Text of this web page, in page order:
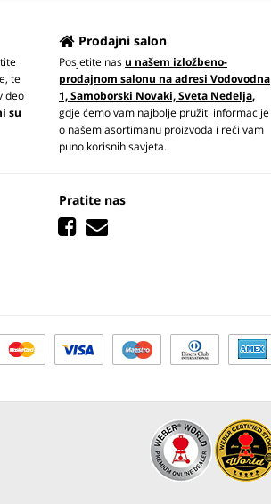
te
su
Prodajni salon
Posjetite nasu našem izložbeno-
prodajnom salonu na adresi Vodovodna
1, Samoborski Novaki, Sveta Nedelja,
gdje ćemo vam najbolje pružiti informacije
o našem asortimanu proizvoda i reći vam
puno korisnih savjeta.
Pratite nas